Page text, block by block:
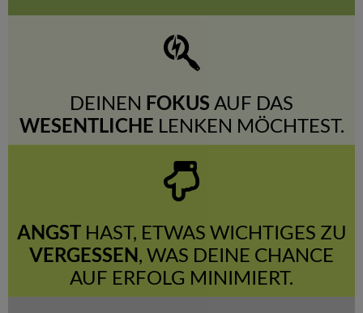
DEINEN FOKUS AUF DAS
WESENTLICHE LENKEN MÖCHTEST.
ANGSTHAST, ETWAS WICHTIGES ZU
VERGESSEN, WAS DEINE CHANCE
AUF ERFOLG MINIMIERT.